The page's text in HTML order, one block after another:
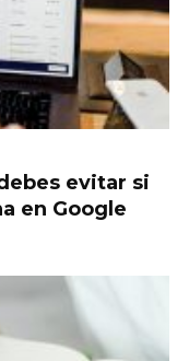
evitar si
en Google